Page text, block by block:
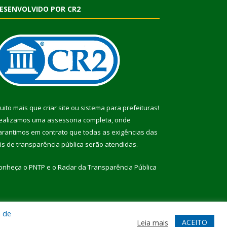
POR CR2
mais que criar site ou sistema para prefeituras!
uma assessoria completa, onde
em contrato que todas as exigências das
de transparência pública serão atendidas.
o PNTP e o Radar da Transparência Pública
Acessar Webmail
de
Leia mais ACEITO